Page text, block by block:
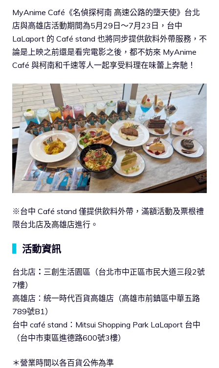
MyAnime Café《名偵探柯南 高速公路的墮天使》台北
店與高雄店活動期間為5月29日～7月23日，台中
LaLaport 的 Café stand 也將同步提供飲料外帶服務，不
論是上映之前還是看完電影之後，都不妨來 MyAnime
Café 與柯南和千速等人一起享受料理在味蕾上奔馳！
※台中 Café stand 僅提供飲料外帶，滿額活動及票根禮
限台北店及高雄店進行。
活動資訊
台北店 ： 三創生活園區（台北市中正區市民大道三段2號
7樓）
高雄店：統一時代百貨高雄店（高雄市前鎮區中華五路
789號B1）
台中 café stand：Mitsui Shopping Park LaLaport 台中
（台中市東區進德路600號3樓）
＊營業時間以各百貨公佈為準